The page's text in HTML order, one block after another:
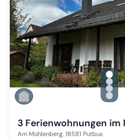
Zu
Zu
Zu
Zu
3 Ferienwohnungen im
Am Mühlenberg, 18581 Putbus